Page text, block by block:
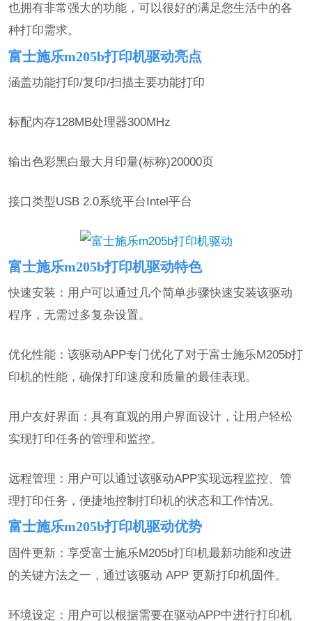
也拥有非常强大的功能，可以很好的满足您生活中的各
种打印需求。
富士施乐m205b打印机驱动亮点
涵盖功能打印/复印/扫描主要功能打印
标配内存128MB处理器300MHz
输出色彩黑白最大月印量(标称)20000页
接口类型USB 2.0系统平台Intel平台
富士施乐m205b打印机驱动特色
快速安装：用户可以通过几个简单步骤快速安装该驱动
程序，无需过多复杂设置。
优化性能：该驱动APP专门优化了对于富士施乐M205b打
印机的性能，确保打印速度和质量的最佳表现。
用户友好界面：具有直观的用户界面设计，让用户轻松
实现打印任务的管理和监控。
远程管理：用户可以通过该驱动APP实现远程监控、管
理打印任务，便捷地控制打印机的状态和工作情况。
富士施乐m205b打印机驱动优势
固件更新：享受富士施乐M205b打印机最新功能和改进
的关键方法之一，通过该驱动 APP 更新打印机固件。
环境设定：用户可以根据需要在驱动APP中进行打印机